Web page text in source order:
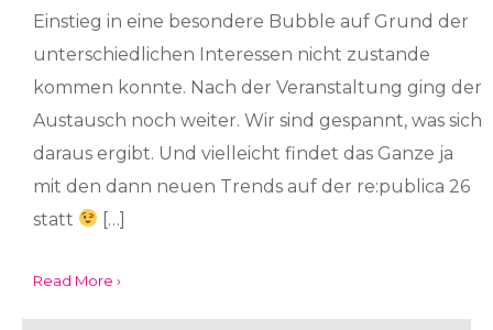
Einstieg in eine besondere Bubble auf Grund der
unterschiedlichen Interessen nicht zustande
kommen konnte. Nach der Veranstaltung ging der
Austausch noch weiter. Wir sind gespannt, was sich
daraus ergibt. Und vielleicht findet das Ganze ja
mit den dann neuen Trends auf der re:publica 26
statt
[…]
Read More ›